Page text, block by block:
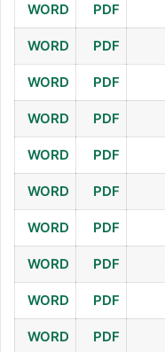
PDF
WORD
PDF
WORD
PDF
WORD
PDF
WORD
PDF
WORD
PDF
WORD
PDF
WORD
PDF
WORD
PDF
WORD
PDF
WORD